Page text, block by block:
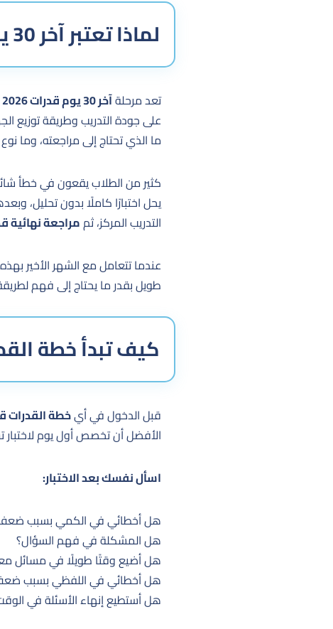
لماذا تعتبر آخر 30 يوم قدرات 2026 مرحلة حاسمة؟
تعد مرحلةآخر 30 يوم قدرات 2026
على جودة التدريب وطريقة توزيع
ما الذي تحتاج إلى مراجعته، وما
كثير من الطلاب يقعون في خطأ شائع
يحل اختبارًا كاملًا بدون تحليل،
التدريب المركز، ثممراجعة نهائية
عندما تتعامل مع الشهر الأخير
طويل بقدر ما يحتاج إلى فهم
كيف تبدأ خطة القدرات
قبل الدخول في أيخطة القدرات قبل 21
الأفضل أن تخصص أول يوم
اسأل نفسك بعد الاختبار:
هل أخطائي في الكمي بسبب ضعف
هل المشكلة في فهم السؤال؟
هل أضيع وقتًا طويلًا في مسائل
هل أخطائي في اللفظي بسبب
هل أستطيع إنهاء الأسئلة في